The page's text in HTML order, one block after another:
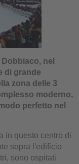
nel
di grande
zona delle 3
moderno,
perfetto nel
in questo centro di
sopra l'edificio
sono ospitati